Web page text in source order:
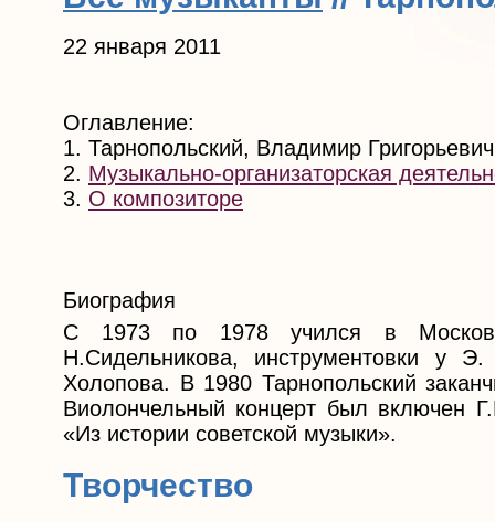
22 января 2011
Оглавление:
1. Тарнопольский, Владимир Григорьевич
2. Музыкально-организаторская
3. О композиторе
Биография
С 1973 по 1978 учился в
Н.Сидельникова, инструментовки у
Холопова. В 1980 Тарнопольский
Виолончельный концерт был включен
«Из истории советской музыки».
Творчество